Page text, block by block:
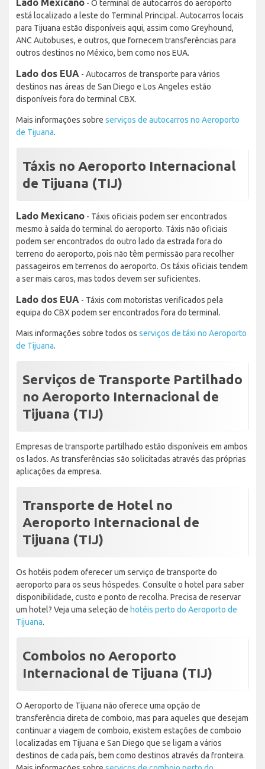
Lado Mexicano - O terminal de autocarros do aeroporto
está localizado a leste do Terminal Principal. Autocarros locais
para Tijuana estão disponíveis aqui, assim como Greyhound,
ANC Autobuses, e outros, que fornecem transferências para
outros destinos no México, bem como nos EUA.
Lado dos EUA - Autocarros de transporte para vários
destinos nas áreas de San Diego e Los Angeles estão
disponíveis fora do terminal CBX.
Mais informações sobre serviços de autocarros no Aeroporto
de Tijuana.
Táxis no Aeroporto Internacional
de Tijuana (TIJ)
Lado Mexicano - Táxis oficiais podem ser encontrados
mesmo à saída do terminal do aeroporto. Táxis não oficiais
podem ser encontrados do outro lado da estrada fora do
terreno do aeroporto, pois não têm permissão para recolher
passageiros em terrenos do aeroporto. Os táxis oficiais tendem
a ser mais caros, mas todos devem ser suficientes.
Lado dos EUA - Táxis com motoristas verificados pela
equipa do CBX podem ser encontrados fora do terminal.
Mais informações sobre todos os serviços de táxi no Aeroporto
de Tijuana.
Serviços de Transporte Partilhado
no Aeroporto Internacional de
Tijuana (TIJ)
Empresas de transporte partilhado estão disponíveis em ambos
os lados. As transferências são solicitadas através das próprias
aplicações da empresa.
Transporte de Hotel no
Aeroporto Internacional de
Tijuana (TIJ)
Os hotéis podem oferecer um serviço de transporte do
aeroporto para os seus hóspedes. Consulte o hotel para saber
disponibilidade, custo e ponto de recolha. Precisa de reservar
um hotel? Veja uma seleção de hotéis perto do Aeroporto de
Tijuana.
Comboios no Aeroporto
Internacional de Tijuana (TIJ)
O Aeroporto de Tijuana não oferece uma opção de
transferência direta de comboio, mas para aqueles que desejam
continuar a viagem de comboio, existem estações de comboio
localizadas em Tijuana e San Diego que se ligam a vários
destinos de cada país, bem como destinos através da fronteira.